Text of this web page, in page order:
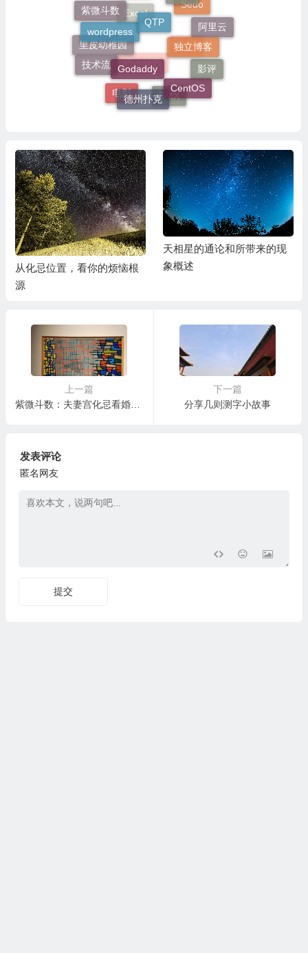
Excel
Sedo
读书
巧连神数
里皮幼稚园
紫微斗数
阿里云
影评
BMX
电影
技术流
wordpress
QTP
独立博客
CentOS
德州扑克
Godaddy
从化忌位置，看你的烦恼根
源
天相星的通论和所带来的现
象概述
上一篇
紫微斗数：夫妻宫化忌看婚姻现象
下一篇
分享几则测字小故事
发表评论
匿名网友
提交